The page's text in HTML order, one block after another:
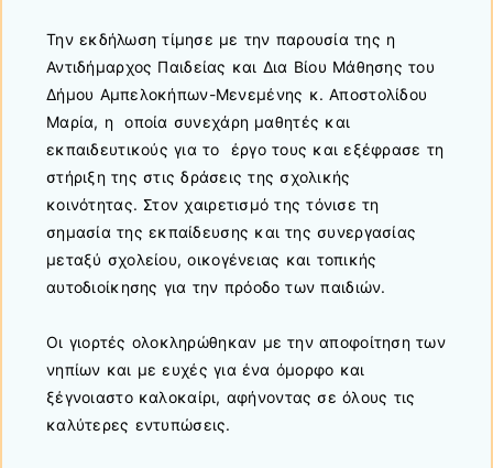
Την εκδήλωση τίμησε με την παρουσία της η
Αντιδήμαρχος Παιδείας και Δια Βίου Μάθησης του
Δήμου Αμπελοκήπων-Μενεμένης κ. Αποστολίδου
Μαρία, η οποία συνεχάρη μαθητές και
εκπαιδευτικούς για το έργο τους και εξέφρασε τη
στήριξη της στις δράσεις της σχολικής
κοινότητας. Στον χαιρετισμό της τόνισε τη
σημασία της εκπαίδευσης και της συνεργασίας
μεταξύ σχολείου, οικογένειας και τοπικής
αυτοδιοίκησης για την πρόοδο των παιδιών.
Οι γιορτές ολοκληρώθηκαν με την αποφοίτηση των
νηπίων και με ευχές για ένα όμορφο και
ξέγνοιαστο καλοκαίρι, αφήνοντας σε όλους τις
καλύτερες εντυπώσεις.